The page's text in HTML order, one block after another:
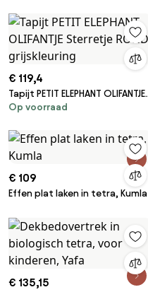
€ 119,4
Tapijt PETIT ELEPHANT OLIFANTJE
Sterretje ROND grijskleuring
Op voorraad
€ 109
Effen plat laken in tetra, Kumla
€ 135,15